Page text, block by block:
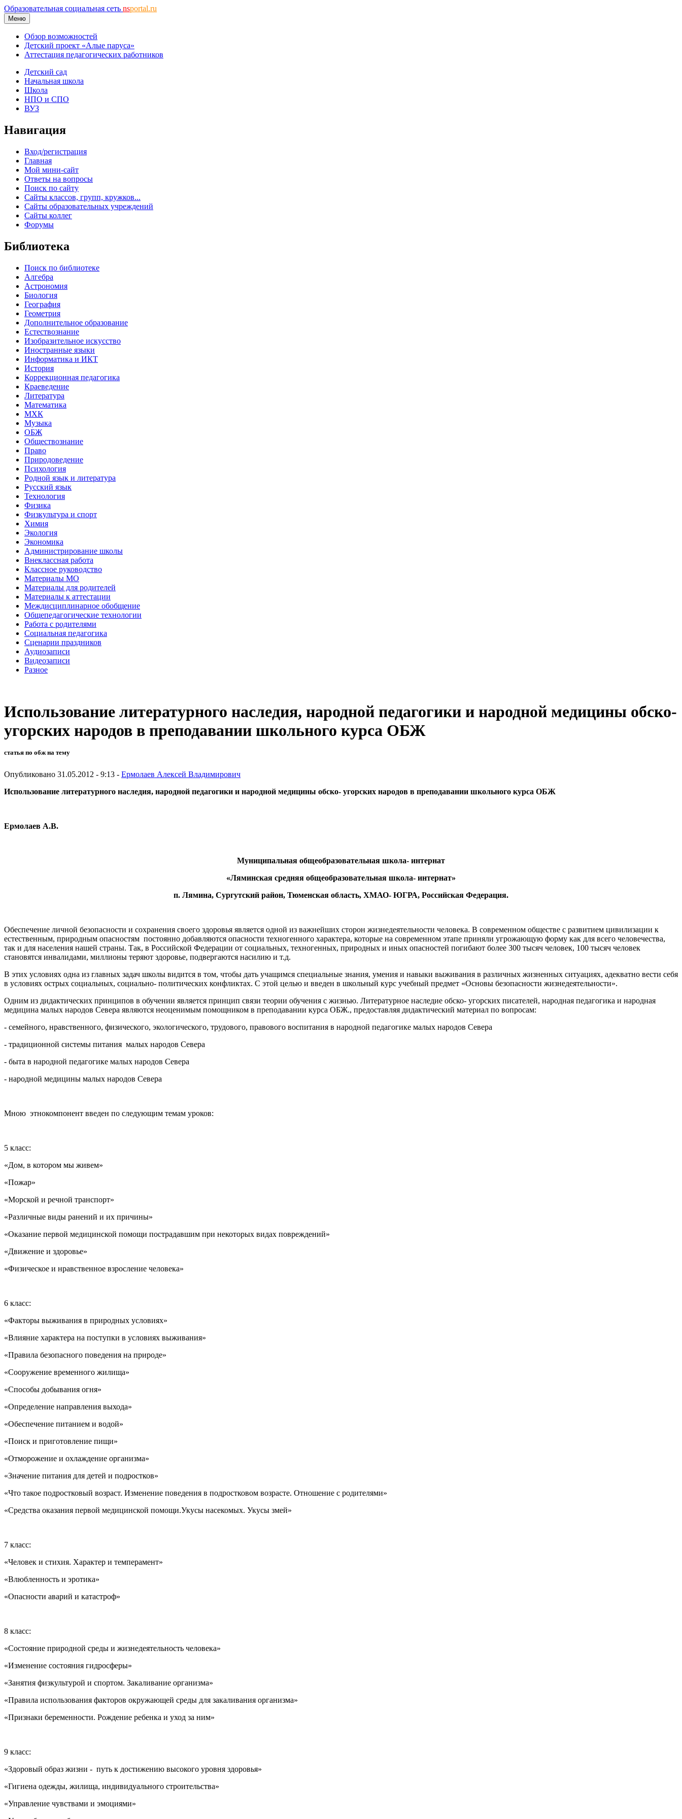
Образовательная социальная сеть nsportal.ru
Меню
Обзор возможностей
Детский проект «Алые паруса»
Аттестация педагогических работников
Детский сад
Начальная школа
Школа
НПО и СПО
ВУЗ
Навигация
Вход/регистрация
Главная
Мой мини-сайт
Ответы на вопросы
Поиск по сайту
Сайты классов, групп, кружков...
Сайты образовательных учреждений
Сайты коллег
Форумы
Библиотека
Поиск по библиотеке
Алгебра
Астрономия
Биология
География
Геометрия
Дополнительное образование
Естествознание
Изобразительное искусство
Иностранные языки
Информатика и ИКТ
История
Коррекционная педагогика
Краеведение
Литература
Математика
МХК
Музыка
ОБЖ
Обществознание
Право
Природоведение
Психология
Родной язык и литература
Русский язык
Технология
Физика
Физкультура и спорт
Химия
Экология
Экономика
Администрирование школы
Внеклассная работа
Классное руководство
Материалы МО
Материалы для родителей
Материалы к аттестации
Междисциплинарное обобщение
Общепедагогические технологии
Работа с родителями
Социальная педагогика
Сценарии праздников
Аудиозаписи
Видеозаписи
Разное
Использование литературного наследия, народной педагогики и народной медицины обско-
угорских народов в преподавании школьного курса ОБЖ
статья по обж на тему
Опубликовано 31.05.2012 - 9:13 - Ермолаев Алексей Владимирович
Использование литературного наследия, народной педагогики и народной медицины обско- угорских народов в преподавании школьного курса ОБЖ
Ермолаев А.В.
Муниципальная общеобразовательная школа- интернат
«Ляминская средняя общеобразовательная школа- интернат»
п. Лямина, Сургутский район, Тюменская область, ХМАО- ЮГРА, Российская Федерация.
Обеспечение личной безопасности и сохранения своего здоровья является одной из важнейших сторон жизнедеятельности человека. В современном обществе с развитием цивилизации к
естественным, природным опасностям постоянно добавляются опасности техногенного характера, которые на современном этапе приняли угрожающую форму как для всего человечества,
так и для населения нашей страны. Так, в Российской Федерации от социальных, техногенных, природных и иных опасностей погибают более 300 тысяч человек, 100 тысяч человек
становятся инвалидами, миллионы теряют здоровье, подвергаются насилию и т.д.
В этих условиях одна из главных задач школы видится в том, чтобы дать учащимся специальные знания, умения и навыки выживания в различных жизненных ситуациях, адекватно вести себя
в условиях острых социальных, социально- политических конфликтах. С этой целью и введен в школьный курс учебный предмет «Основы безопасности жизнедеятельности».
Одним из дидактических принципов в обучении является принцип связи теории обучения с жизнью. Литературное наследие обско- угорских писателей, народная педагогика и народная
медицина малых народов Севера являются неоценимым помощником в преподавании курса ОБЖ., предоставляя дидактический материал по вопросам:
- семейного, нравственного, физического, экологического, трудового, правового воспитания в народной педагогике малых народов Севера
- традиционной системы питания малых народов Севера
- быта в народной педагогике малых народов Севера
- народной медицины малых народов Севера
Мною этнокомпонент введен по следующим темам уроков:
5 класс:
«Дом, в котором мы живем»
«Пожар»
«Морской и речной транспорт»
«Различные виды ранений и их причины»
«Оказание первой медицинской помощи пострадавшим при некоторых видах повреждений»
«Движение и здоровье»
«Физическое и нравственное взросление человека»
6 класс:
«Факторы выживания в природных условиях»
«Влияние характера на поступки в условиях выживания»
«Правила безопасного поведения на природе»
«Сооружение временного жилища»
«Способы добывания огня»
«Определение направления выхода»
«Обеспечение питанием и водой»
«Поиск и приготовление пищи»
«Отморожение и охлаждение организма»
«Значение питания для детей и подростков»
«Что такое подростковый возраст. Изменение поведения в подростковом возрасте. Отношение с родителями»
«Средства оказания первой медицинской помощи.Укусы насекомых. Укусы змей»
7 класс:
«Человек и стихия. Характер и темперамент»
«Влюбленность и эротика»
«Опасности аварий и катастроф»
8 класс:
«Состояние природной среды и жизнедеятельность человека»
«Изменение состояния гидросферы»
«Занятия физкультурой и спортом. Закаливание организма»
«Правила использования факторов окружающей среды для закаливания организма»
«Признаки беременности. Рождение ребенка и уход за ним»
9 класс:
«Здоровый образ жизни - путь к достижению высокого уровня здоровья»
«Гигиена одежды, жилища, индивидуального строительства»
«Управление чувствами и эмоциями»